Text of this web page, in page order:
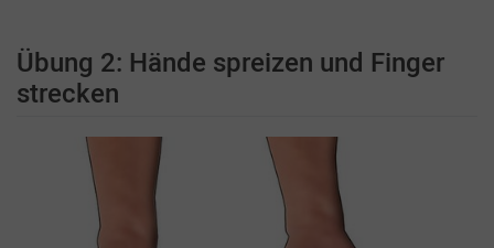
Übung 2: Hände spreizen und Finger
strecken